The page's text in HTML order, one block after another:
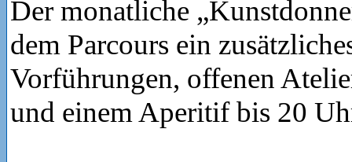
Der monatliche
dem Parcours ein
Vorführungen, offenen
und einem Aperitif bis 20